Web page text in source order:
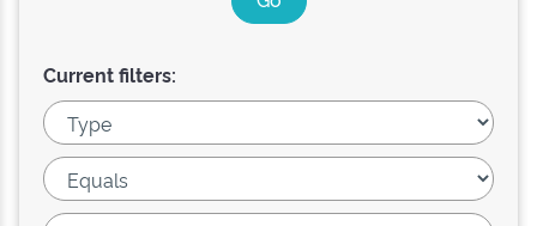
Current filters: